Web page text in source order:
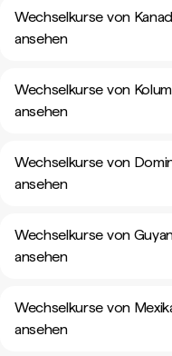
Wechselkurse von
ansehen
Wechselkurse von
ansehen
Wechselkurse von
ansehen
Wechselkurse von
ansehen
Wechselkurse von
ansehen